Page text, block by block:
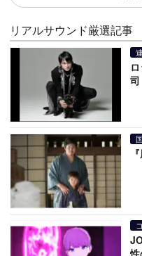
リアルサウンド厳選記事
司